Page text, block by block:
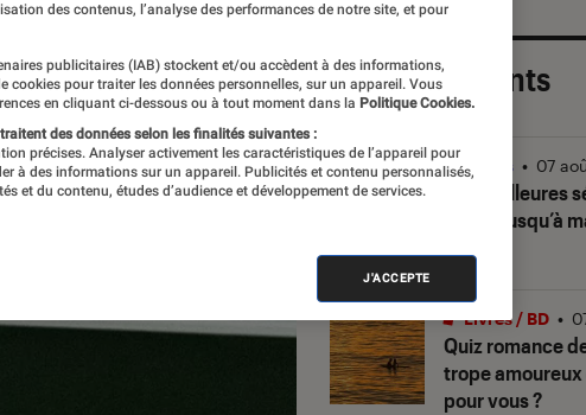
Les plus récents
Les meilleures
2026 (jusqu’à
Séries • 07
Quiz romance
trope
pour vous ?
Livres / BD •
des contenus, l’analyse des performances de notre site, et pour
publicitaires (IAB) stockent et/ou accèdent à des informations,
cookies pour traiter les données personnelles, sur un appareil. Vous
en cliquant ci-dessous ou à tout moment dans la Politique Cookies.
des données selon les finalités suivantes :
précises. Analyser activement les caractéristiques de l’appareil pour
à des informations sur un appareil. Publicités et contenu personnalisés,
et du contenu, études d’audience et développement de services.
J'ACCEPTE